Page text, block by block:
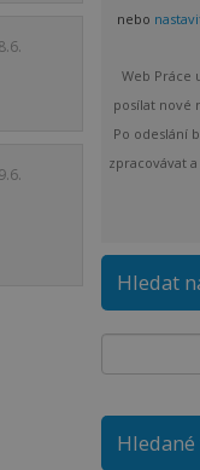
8.6.
9.6.
nebo
Web Práce
posílat nové
Po odeslání
zpracovávat
Hledat